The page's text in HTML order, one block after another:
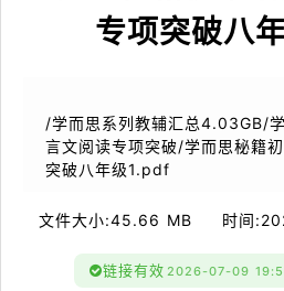
专项突破八
/学而思系列教辅汇总4.03GB/
言文阅读专项突破/学而思秘籍
突破八年级1.pdf
文件大小:45.66 MB 时间:
链接有效 2026-07-09